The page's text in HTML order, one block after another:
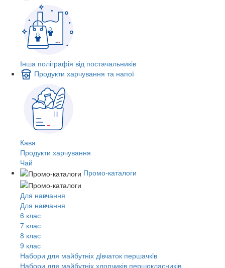
Інша поліграфія від постачальників
Продукти харчування та напої
Кава
Продукти харчування
Чай
Промо-каталоги
Для навчання
Для навчання
6 клас
7 клас
8 клас
9 клас
Набори для майбутніх дiвчаток першачкiв
Набори для майбутніх хлопчиків першокласників